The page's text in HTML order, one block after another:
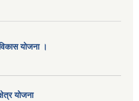
योजना ।
योजना